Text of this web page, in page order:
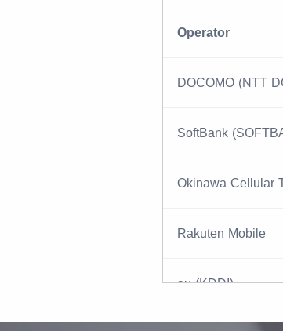
Operator
DOCOMO (NTT
SoftBank
Okinawa Cellular
Rakuten Mobile
au (KDDI)